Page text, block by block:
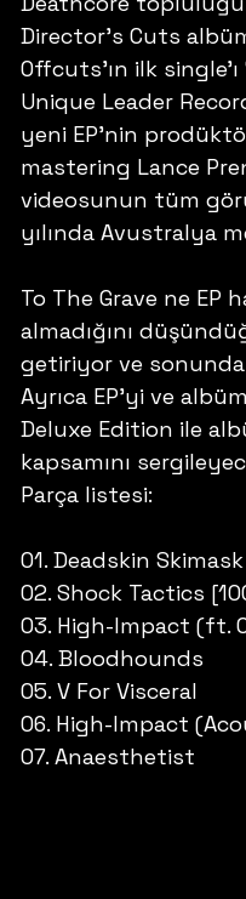
Director’s Cuts
Offcuts’ın ilk
Unique Leader
yeni EP’nin
mastering Lance
videosunun tüm
yılında Avustralya
To The Grave ne EP
almadığını
getiriyor ve
Ayrıca EP’yi ve
Deluxe Edition ile
kapsamını
Parça listesi:
01. Deadskin
02. Shock Tactics
03. High-Impact (ft.
04. Bloodhounds
05. V For Visceral
06. High-Impact
07. Anaesthetist